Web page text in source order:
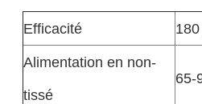
Efficacité
Alimentation en non-
tissé
65-